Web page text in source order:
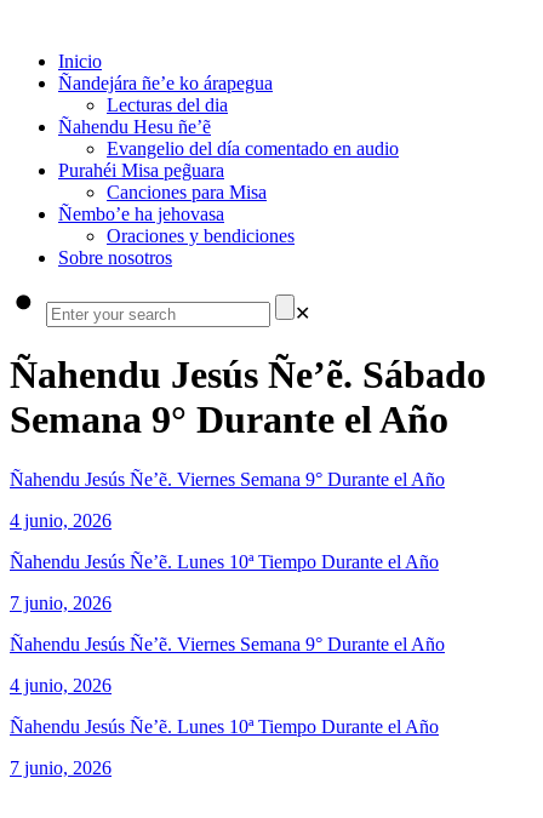
Inicio
Ñandejára ñe’e ko árapegua
Lecturas del dia
Ñahendu Hesu ñe’ẽ
Evangelio del día comentado en audio
Purahéi Misa peg̃uara
Canciones para Misa
Ñembo’e ha jehovasa
Oraciones y bendiciones
Sobre nosotros
✕
Ñahendu Jesús Ñe’ẽ. Sábado
Semana 9° Durante el Año
Ñahendu Jesús Ñe’ẽ. Viernes Semana 9° Durante el Año
4 junio, 2026
Ñahendu Jesús Ñe’ẽ. Lunes 10ª Tiempo Durante el Año
7 junio, 2026
Ñahendu Jesús Ñe’ẽ. Viernes Semana 9° Durante el Año
4 junio, 2026
Ñahendu Jesús Ñe’ẽ. Lunes 10ª Tiempo Durante el Año
7 junio, 2026